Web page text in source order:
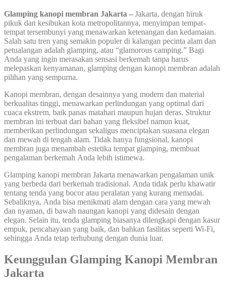
Glamping kanopi membran Jakarta – Jakarta, dengan hiruk
pikuk dan kesibukan kota metropolitannya, menyimpan tempat-
tempat tersembunyi yang menawarkan ketenangan dan kedamaian.
Salah satu tren yang semakin populer di kalangan pecinta alam dan
petualangan adalah glamping, atau “glamorous camping.” Bagi
Anda yang ingin merasakan sensasi berkemah tanpa harus
melepaskan kenyamanan, glamping dengan kanopi membran adalah
pilihan yang sempurna.
Kanopi membran, dengan desainnya yang modern dan material
berkualitas tinggi, menawarkan perlindungan yang optimal dari
cuaca ekstrem, baik panas matahari maupun hujan deras. Struktur
membran ini terbuat dari bahan yang fleksibel namun kuat,
memberikan perlindungan sekaligus menciptakan suasana elegan
dan mewah di tengah alam. Tidak hanya fungsional, kanopi
membran juga menambah estetika tempat glamping, membuat
pengalaman berkemah Anda lebih istimewa.
Glamping kanopi membran Jakarta menawarkan pengalaman unik
yang berbeda dari berkemah tradisional. Anda tidak perlu khawatir
tentang tenda yang bocor atau peralatan yang kurang memadai.
Sebaliknya, Anda bisa menikmati alam dengan cara yang mewah
dan nyaman, di bawah naungan kanopi yang didesain dengan
elegan. Selain itu, tenda glamping biasanya dilengkapi dengan kasur
empuk, pencahayaan yang baik, dan bahkan fasilitas seperti Wi-Fi,
sehingga Anda tetap terhubung dengan dunia luar.
Keunggulan Glamping Kanopi Membran
Jakarta